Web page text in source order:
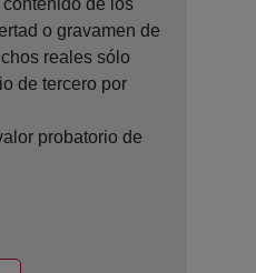
de los
o gravamen de
reales sólo
de tercero por
probatorio de